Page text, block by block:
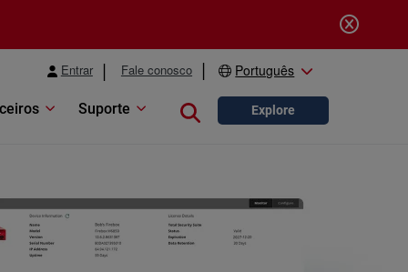
Entrar Fale conosco Português
Suporte Close search
Explore